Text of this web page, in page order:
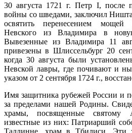
30 августа 1721 г. Петр I, после
войны со шведами, заключил
освятить перенесением мощей
Невского из Владимира в
Вывезенные из Владимира 11
привезены в Шлиссельбург 20
когда 30 августа были
Невской лавры, где почивают и
указом от 2 сентября 1724 г.,
Имя защитника рубежей России и
за пределами нашей Родины.
храмы, посвященные святому
известные из них: Патриарший
Таллинне, храм в Тбилиси. Эти